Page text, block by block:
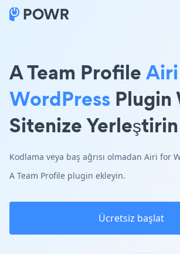
A Team Profile
WordPress Plugin
Sitenize Yerleştirin
Kodlama veya baş ağrısı olmadan Airi for
A Team Profile plugin ekleyin.
Ücretsiz başlat